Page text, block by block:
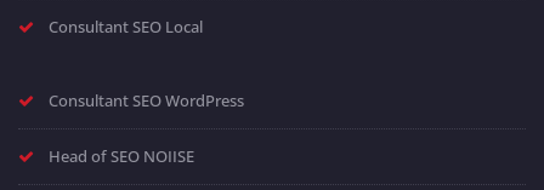
Consultant SEO Local
Consultant SEO WordPress
Head of SEO NOIISE